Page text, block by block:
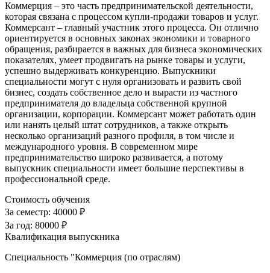
Коммерция – это часть предпринимательской деятельности,
которая связана с процессом купли-продажи товаров и услуг.
Коммерсант – главный участник этого процесса. Он отлично
ориентируется в основных законах экономики и товарного
обращения, разбирается в важных для бизнеса экономических
показателях, умеет продвигать на рынке товары и услуги,
успешно выдерживать конкуренцию. Выпускники
специальности могут с нуля организовать и развить свой
бизнес, создать собственное дело и вырасти из частного
предпринимателя до владельца собственной крупной
организации, корпорации. Коммерсант может работать один
или нанять целый штат сотрудников, а также открыть
несколько организаций разного профиля, в том числе и
международного уровня. В современном мире
предпринимательство широко развивается, а потому
выпускник специальности имеет большие перспективы в
профессиональной среде.
Стоимость обучения
За семестр: 40000 ₽
За год: 80000 ₽
Квалификация выпускника
Специальность "Коммерция (по отраслям)